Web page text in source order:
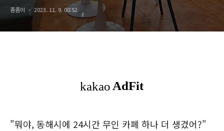
좀좀이 2023. 11. 9. 00:52
"뭐야, 동해시에 24시간 무인 카페 하나 더 생겼어?"